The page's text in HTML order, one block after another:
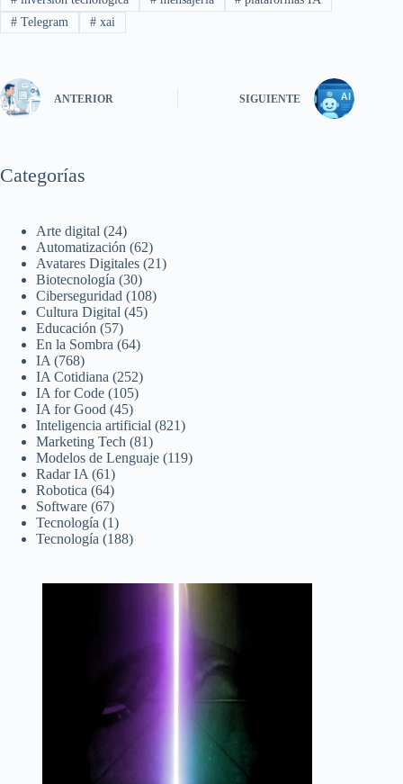
#Telegram #xai
ANTERIOR SIGUIENTE
Categorías
Arte digital (24)
Automatización (62)
Avatares Digitales (21)
Biotecnología (30)
Ciberseguridad (108)
Cultura Digital (45)
Educación (57)
En la Sombra (64)
IA (768)
IA Cotidiana (252)
IA for Code (105)
IA for Good (45)
Inteligencia artificial (821)
Marketing Tech (81)
Modelos de Lenguaje (119)
Radar IA (61)
Robotica (64)
Software (67)
Tecnología (1)
Tecnología (188)